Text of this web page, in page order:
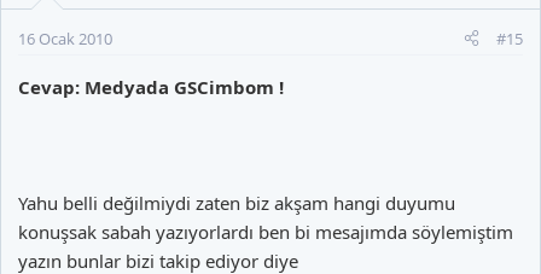
16 Ocak 2010 #15
Cevap: Medyada GSCimbom !
Yahu belli değilmiydi zaten biz akşam hangi duyumu
konuşsak sabah yazıyorlardı ben bi mesajımda söylemiştim
yazın bunlar bizi takip ediyor diye